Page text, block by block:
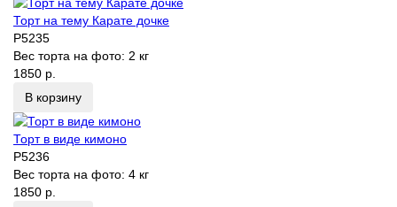
Торт на тему Карате дочке
P5235
Вес торта на фото: 2 кг
1850 р.
В корзину
Торт в виде кимоно
P5236
Вес торта на фото: 4 кг
1850 р.